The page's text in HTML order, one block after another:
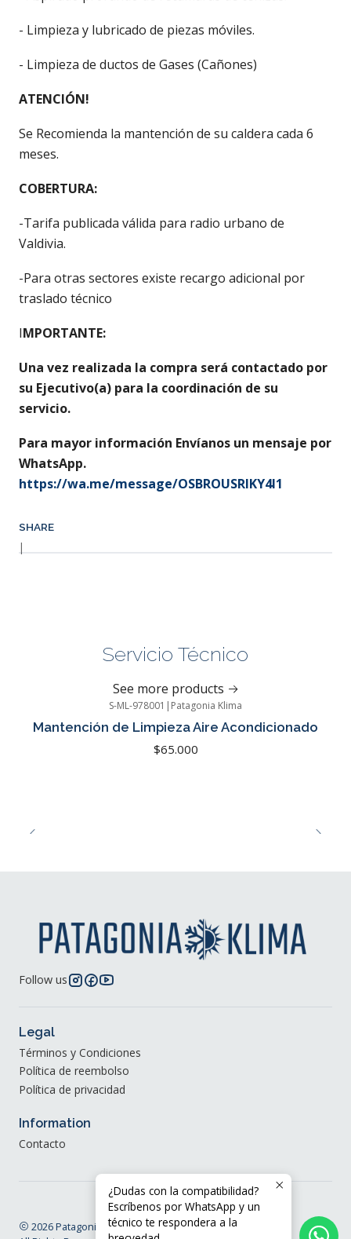
- Limpieza y lubricado de piezas móviles.
- Limpieza de ductos de Gases (Cañones)
ATENCIÓN!
Se Recomienda la mantención de su caldera cada 6
meses.
COBERTURA:
-Tarifa publicada válida para radio urbano de
Valdivia.
-Para otras sectores existe recargo adicional por
traslado técnico
IMPORTANTE:
Una vez realizada la compra será contactado por
su Ejecutivo(a) para la coordinación de su
servicio.
Para mayor información Envíanos un mensaje por
WhatsApp.
https://wa.me/message/OSBROUSRIKY4I1
SHARE
|
Servicio Técnico
See more products
S-ML-978001 | Patagonia Klima
Mantención de Limpieza Aire Acondicionado
$65.000
Follow us
Legal
Términos y Condiciones
Política de reembolso
Política de privacidad
Information
Contacto
2026 Patagonia Klima®.
¿Dudas con la compatibilidad?
Escríbenos por WhatsApp y un
técnico te respondera a la